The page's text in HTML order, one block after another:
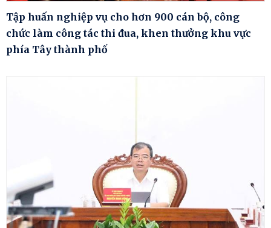
Tập huấn nghiệp vụ cho hơn 900 cán bộ, công
chức làm công tác thi đua, khen thưởng khu vực
phía Tây thành phố